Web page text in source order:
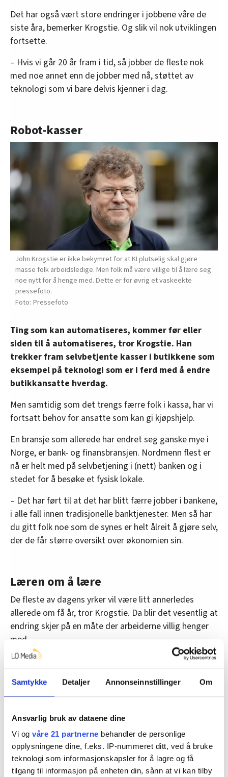
Samtykke Detaljer Annonseinnstillinger Om
Ansvarlig bruk av dataene dine
Vi og våre 21 partnerne behandler de personlige
opplysningene dine, f.eks. IP-nummeret ditt, ved å bruke
teknologi som informasjonskapsler for å lagre og få
tilgang til informasjon på enheten din, sånn at vi kan tilby
Det har også vært store endringer i jobbene våre de
siste åra, bemerker Krogstie. Og slik vil nok utviklingen
fortsette.
– Hvis vi går 20 år fram i tid, så jobber de fleste nok
med noe annet enn de jobber med nå, støttet av
teknologi som vi bare delvis kjenner i dag.
Robot-kasser
John Krogstie er ikke bekymret for at KI plutselig skal gjøre
masse folk arbeidsledige. Men folk må være villige til å lære seg
noe nytt for å henge med. Dette er for øvrig et vaskeekte
pressefoto.
Pressefoto
Ting som kan automatiseres, kommer før eller
siden til å automatiseres, tror Krogstie. Han
trekker fram selvbetjente kasser i butikkene som
eksempel på teknologi som er i ferd med å endre
butikkansatte hverdag.
Men samtidig som det trengs færre folk i kassa, har vi
fortsatt behov for ansatte som kan gi kjøpshjelp.
En bransje som allerede har endret seg ganske mye i
Norge, er bank- og finansbransjen. Nordmenn flest er
nå er helt med på selvbetjening i (nett) banken og i
stedet for å besøke et fysisk lokale.
– Det har ført til at det har blitt færre jobber i bankene,
i alle fall innen tradisjonelle banktjenester. Men så har
du gitt folk noe som de synes er helt ålreit å gjøre selv,
der de får større oversikt over økonomien sin.
Læren om å lære
De fleste av dagens yrker vil være litt annerledes
allerede om få år, tror Krogstie. Da blir det vesentlig at
endring skjer på en måte der arbeiderne villig henger
med.
– Jeg tror det viktigste for den enkelte er å si
som sliter med å omstille seg, vil kunne få
problemer, sier han.
Samtidig bemerker han at heller ikke dette
nødvendigvis er så vesentlig forskjellig fra hvordan
arbeidslivet allerede har endret seg og kontinuerlig
endrer seg.